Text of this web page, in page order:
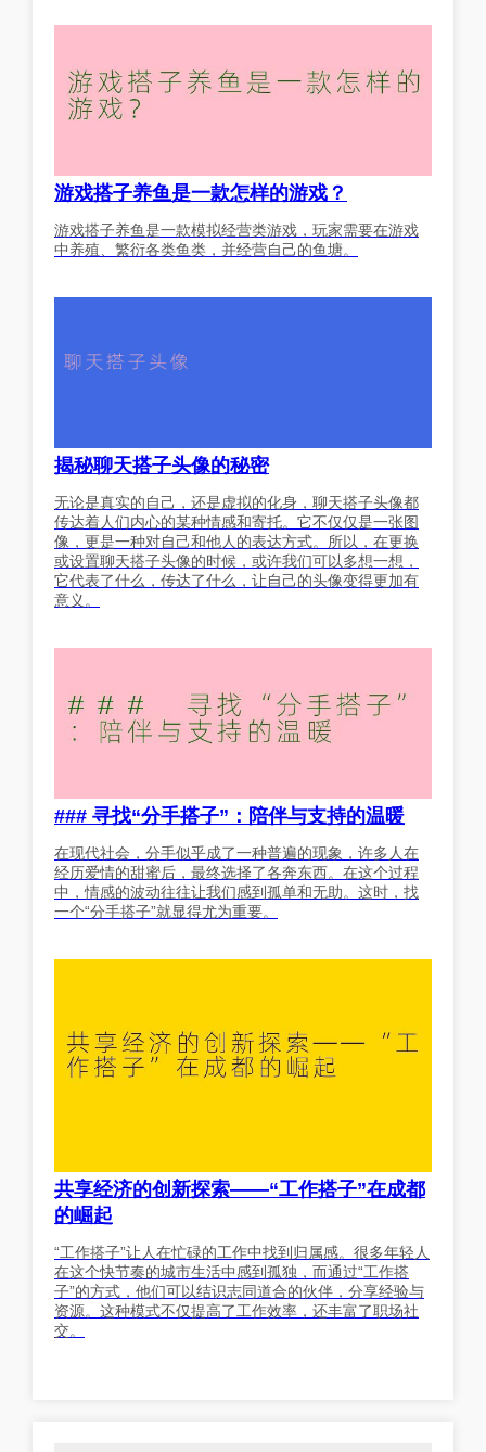
游戏搭子养鱼是一款怎样的游戏？
游戏搭子养鱼是一款模拟经营类游戏，玩家需要在游戏
中养殖、繁衍各类鱼类，并经营自己的鱼塘。
揭秘聊天搭子头像的秘密
无论是真实的自己，还是虚拟的化身，聊天搭子头像都
传达着人们内心的某种情感和寄托。它不仅仅是一张图
像，更是一种对自己和他人的表达方式。所以，在更换
或设置聊天搭子头像的时候，或许我们可以多想一想，
它代表了什么，传达了什么，让自己的头像变得更加有
意义。
### 寻找“分手搭子”：陪伴与支持的温暖
在现代社会，分手似乎成了一种普遍的现象，许多人在
经历爱情的甜蜜后，最终选择了各奔东西。在这个过程
中，情感的波动往往让我们感到孤单和无助。这时，找
一个“分手搭子”就显得尤为重要。
共享经济的创新探索——“工作搭子”在成都
的崛起
“工作搭子”让人在忙碌的工作中找到归属感。很多年轻人
在这个快节奏的城市生活中感到孤独，而通过“工作搭
子”的方式，他们可以结识志同道合的伙伴，分享经验与
资源。这种模式不仅提高了工作效率，还丰富了职场社
交。